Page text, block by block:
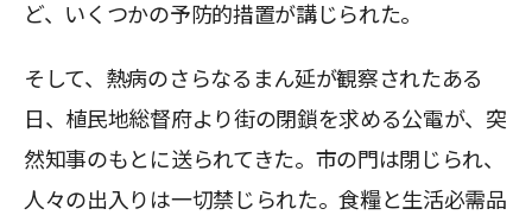
ど、いくつかの予防的措置が講じられた。
そして、熱病のさらなるまん延が観察されたある
日、植民地総督府より街の閉鎖を求める公電が、突
然知事のもとに送られてきた。市の門は閉じられ、
人々の出入りは一切禁じられた。食糧と生活必需品